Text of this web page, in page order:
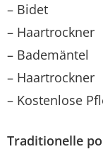
– Bidet
– Haartrockner
– Bademäntel
– Haartrockner
– Kostenlose
Traditionelle